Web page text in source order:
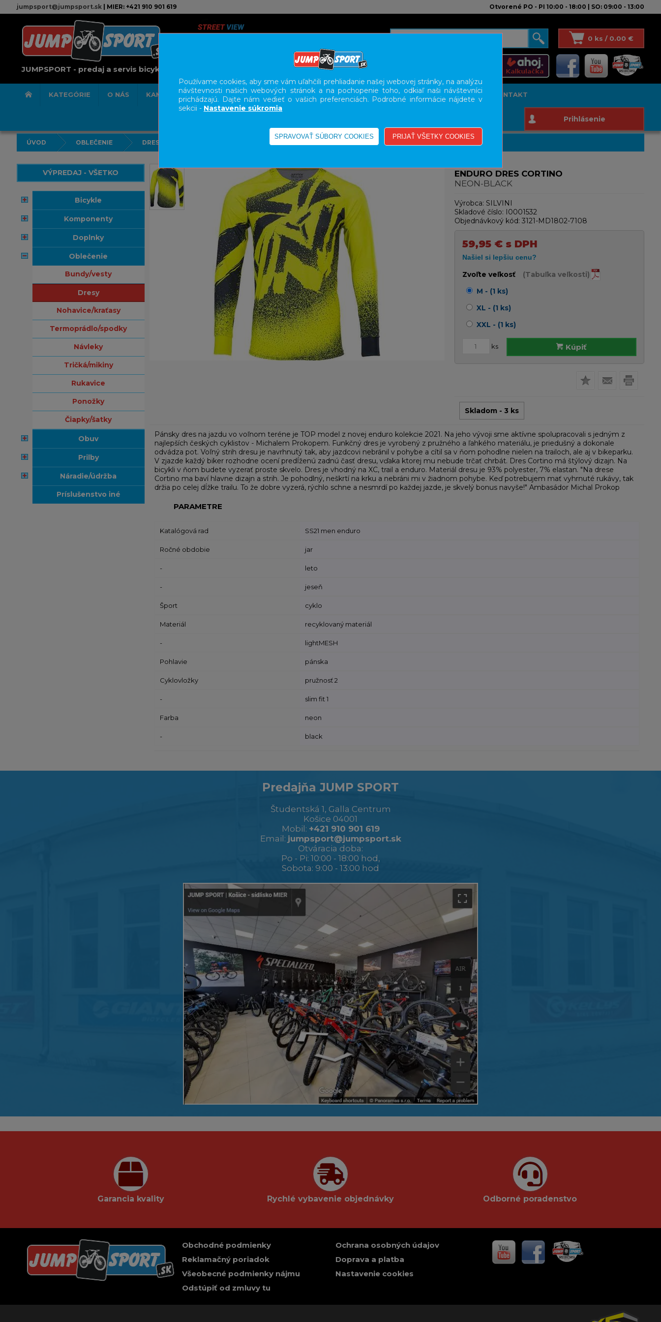
jumpsport@jumpsport.sk| MIER: +421 910 901 619 Otvorené PO - PI 10:00 - 18:00 | SO: 09:00 - 13:00
JUMPSPORT - predaj a servis bicyklov
0 ks / 0.00 €
KATEGÓRIE O NÁS KAMENNÁ PREDAJNA SERVIS SLUŽBY KARIÉRA BODY GEOMETRY FIT STUDIO KONTAKT
Prihlásenie
ÚVOD OBLEČENIE DRESY
VÝPREDAJ - VŠETKO
bicykle
komponenty
doplnky
oblečenie
bundy/vesty
dresy
nohavice/kraťasy
termoprádlo/spodky
návleky
tričká/mikiny
rukavice
ponožky
čiapky/šatky
obuv
prilby
náradie/údržba
príslušenstvo iné
ENDURO DRES CORTINO
NEON-BLACK
Výrobca: SILVINI
Skladové číslo: I0001532
Objednávkový kód: 3121-MD1802-7108
59,95 €s DPH
Zvoľte veľkosť
(Tabuľka veľkosti)
M - (1 ks)
XL - (1 ks)
XXL - (1 ks)
ks Kúpiť
Skladom - 3 ks
Pánsky dres na jazdu vo voľnom teréne je TOP model z novej enduro kolekcie 2021. Na jeho vývoji sme aktívne spolupracovali s jedným z
najlepších českých cyklistov - Michalem Prokopem. Funkčný dres je vyrobený z pružného a ľahkého materiálu, je priedušný a dokonale
odvádza pot. Voľný strih dresu je navrhnutý tak, aby jazdcovi nebránil v pohybe a cítil sa v ňom pohodlne nielen na trailoch, ale aj v bikeparku.
V zjazde každý biker rozhodne ocení predĺženú zadnú časť dresu, vďaka ktorej mu nebude trčať chrbát. Dres Cortino má štýlový dizajn. Na
bicykli v ňom budete vyzerať proste skvelo. Dres je vhodný na XC, trail a enduro. Materiál dresu je 93% polyester, 7% elastan. "Na drese
Cortino ma baví hlavne dizajn a strih. Je pohodlný, neškrtí na krku a nebráni mi v žiadnom pohybe. Keď potrebujem mať vyhrnuté rukávy, tak
držia po celej dĺžke trailu. To že dobre vyzerá, rýchlo schne a nesmrdí po každej jazde, je skvelý bonus navyše!" Ambasádor Michal Prokop
PARAMETRE
Katalógová rad SS21 men enduro
Ročné obdobie jar
- leto
- jeseň
Šport cyklo
Materiál recyklovaný materiál
- lightMESH
Pohlavie pánska
Cyklovložky pružnosť 2
- slim fit 1
Farba neon
- black
Predajňa JUMP SPORT
Študentská 1, Galla Centrum
Košice 04001
Mobil: +421 910 901 619
Email: jumpsport@jumpsport.sk
Otváracia doba:
Po - Pi: 10:00 - 18:00 hod,
Sobota: 9:00 - 13:00 hod
Garancia kvality Rychlé vybavenie objednávky Odborné poradenstvo
Obchodné podmienky
Reklamačný poriadok
Všeobecné podmienky nájmu
Odstúpiť od zmluvy tu
Ochrana osobných údajov
Doprava a platba
Nastavenie cookies
Používame cookies, aby sme vám uľahčili prehliadanie našej webovej stránky, na analýzu
návštevnosti našich webových stránok a na pochopenie toho, odkiaľ naši návštevníci
prichádzajú. Dajte nám vedieť o vašich preferenciách. Podrobné informácie nájdete v
sekcii - Nastavenie súkromia